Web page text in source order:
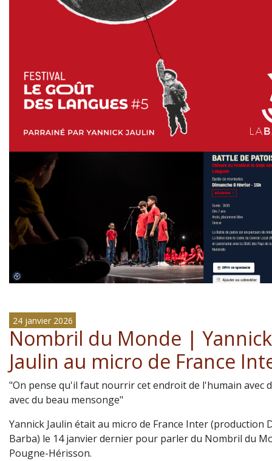
24 janvier 2026
Nombril du Monde | Yannick
Jaulin au micro de France
"On pense qu'il faut nourrir cet endroit de l'humain avec
avec du beau mensonge"
Yannick Jaulin était au micro de France Inter (production
Barba) le 14 janvier dernier pour parler du Nombril du
Pougne-Hérisson.